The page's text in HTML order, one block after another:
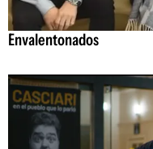
Envalentonados